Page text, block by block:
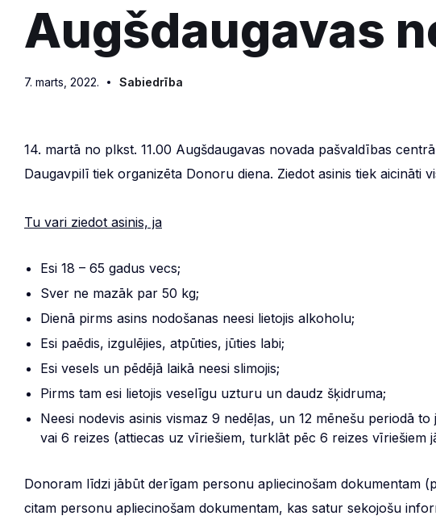
Augšdaugavas
7. marts, 2022. Sabiedrība
14. martā no plkst. 11.00 Augšdaugavas novada pašvaldības
Daugavpilī tiek organizēta Donoru diena. Ziedot asinis tiek aicināti
Tu vari ziedot asinis, ja
Esi 18 – 65 gadus vecs;
Sver ne mazāk par 50 kg;
Dienā pirms asins nodošanas neesi lietojis alkoholu;
Esi paēdis, izgulējies, atpūties, jūties labi;
Esi vesels un pēdējā laikā neesi slimojis;
Pirms tam esi lietojis veselīgu uzturu un daudz šķidruma;
Neesi nodevis asinis vismaz 9 nedēļas, un 12 mēnešu periodā
vai 6 reizes (attiecas uz vīriešiem, turklāt pēc 6 reizes vīriešiem
Donoram līdzi jābūt derīgam personu apliecinošam dokumentam
citam personu apliecinošam dokumentam, kas satur sekojošu